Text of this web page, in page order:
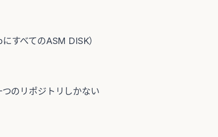
すべてのASM DISK）
のリポジトリしかない